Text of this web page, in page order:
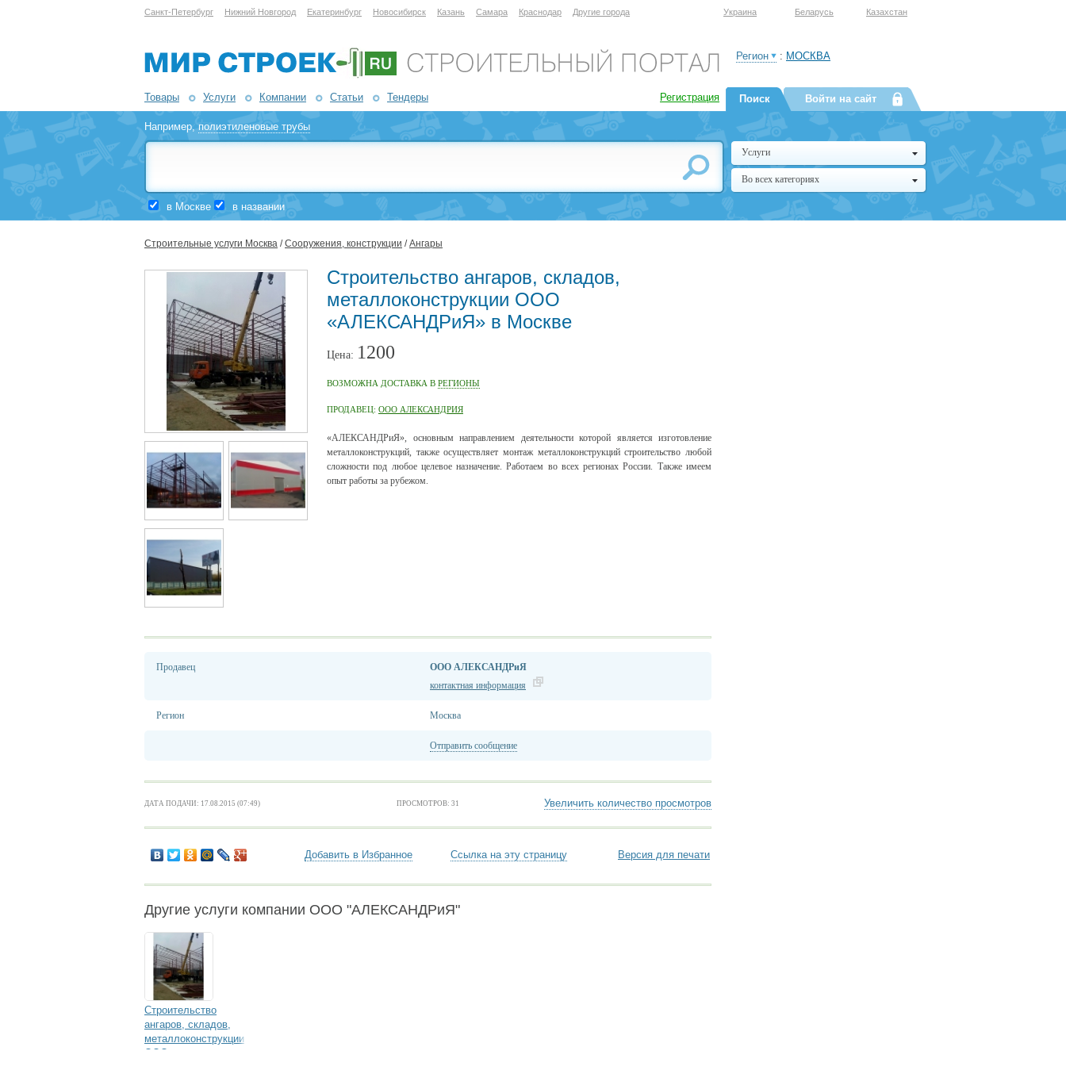
Санкт-Петербург Нижний Новгород Екатеринбург Новосибирск Казань Самара Краснодар Другие города Украина Беларусь Казахстан
Товары Услуги Компании Статьи Тендеры Регистрация
Регион : МОСКВА
Например,полиэтиленовые трубы
в Москве в названии
Поиск Войти на сайт
Услуги
Во всех категориях
Строительные услуги Москва /Сооружения, конструкции /Ангары
Строительство ангаров, складов,
металлоконструкции ООО
«АЛЕКСАНДРиЯ» в Москве
Цена: 1200
ВОЗМОЖНА ДОСТАВКА В РЕГИОНЫ
ПРОДАВЕЦ: ООО АЛЕКСАНДРИЯ
«АЛЕКСАНДРиЯ», основным направлением деятельности которой является изготовление
металлоконструкций, также осуществляет монтаж металлоконструкций строительство любой
сложности под любое целевое назначение. Работаем во всех регионах России. Также имеем
опыт работы за рубежом.
Продавец
ООО АЛЕКСАНДРиЯ
контактная информация
Регион Москва
Отправить сообщение
ДАТА ПОДАЧИ: 17.08.2015 (07:49) ПРОСМОТРОВ: 31 Увеличить количество просмотров
Добавить в Избранное Ссылка на эту страницу Версия для печати
Другие услуги компании ООО "АЛЕКСАНДРиЯ"
Строительство
ангаров, складов,
металлоконструкции
ООО